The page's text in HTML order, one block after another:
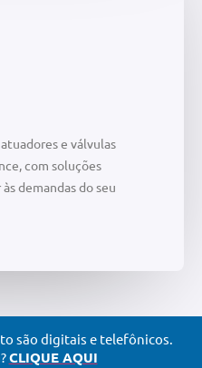
e válvulas
com soluções
demandas do seu
são digitais e telefônicos.
CLIQUE AQUI